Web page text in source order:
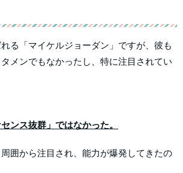
る「マイケルジョーダン」ですが、彼も
メンでもなかったし、特に注目されてい
ンス抜群」ではなかった。
囲から注目され、能力が爆発してきたの